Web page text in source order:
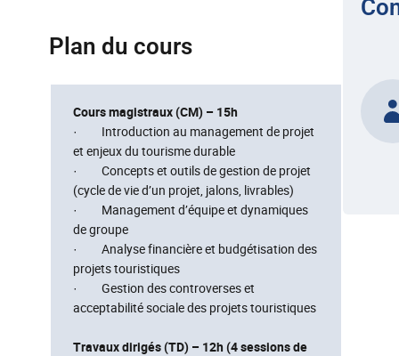
Plan du cours
Cours magistraux (CM) – 15h
· Introduction au management de projet
et enjeux du tourisme durable
· Concepts et outils de gestion de projet
(cycle de vie d’un projet, jalons, livrables)
· Management d’équipe et dynamiques
de groupe
· Analyse financière et budgétisation des
projets touristiques
· Gestion des controverses et
acceptabilité sociale des projets touristiques
Travaux dirigés (TD) – 12h (4 sessions de